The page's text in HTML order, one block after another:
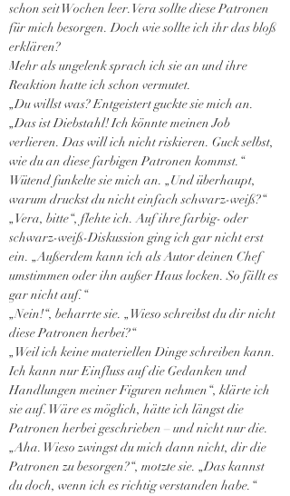
schon seit Wochen leer. Vera sollte diese Patronen
für mich besorgen. Doch wie sollte ich ihr das bloß
erklären?
Mehr als ungelenk sprach ich sie an und ihre
Reaktion hatte ich schon vermutet.
„Du willst was? Entgeistert guckte sie mich an.
„Das ist Diebstahl! Ich könnte meinen Job
verlieren. Das will ich nicht riskieren. Guck selbst,
wie du an diese farbigen Patronen kommst.“
Wütend funkelte sie mich an. „Und überhaupt,
warum druckst du nicht einfach schwarz-weiß?“
„Vera, bitte“, flehte ich. Auf ihre farbig- oder
schwarz-weiß-Diskussion ging ich gar nicht erst
ein. „Außerdem kann ich als Autor deinen Chef
umstimmen oder ihn außer Haus locken. So fällt es
gar nicht auf.“
„Nein!“, beharrte sie. „Wieso schreibst du dir nicht
diese Patronen herbei?“
„Weil ich keine materiellen Dinge schreiben kann.
Ich kann nur Einfluss auf die Gedanken und
Handlungen meiner Figuren nehmen“, klärte ich
sie auf. Wäre es möglich, hätte ich längst die
Patronen herbei geschrieben – und nicht nur die.
„Aha. Wieso zwingst du mich dann nicht, dir die
Patronen zu besorgen?“, motzte sie. „Das kannst
du doch, wenn ich es richtig verstanden habe.“